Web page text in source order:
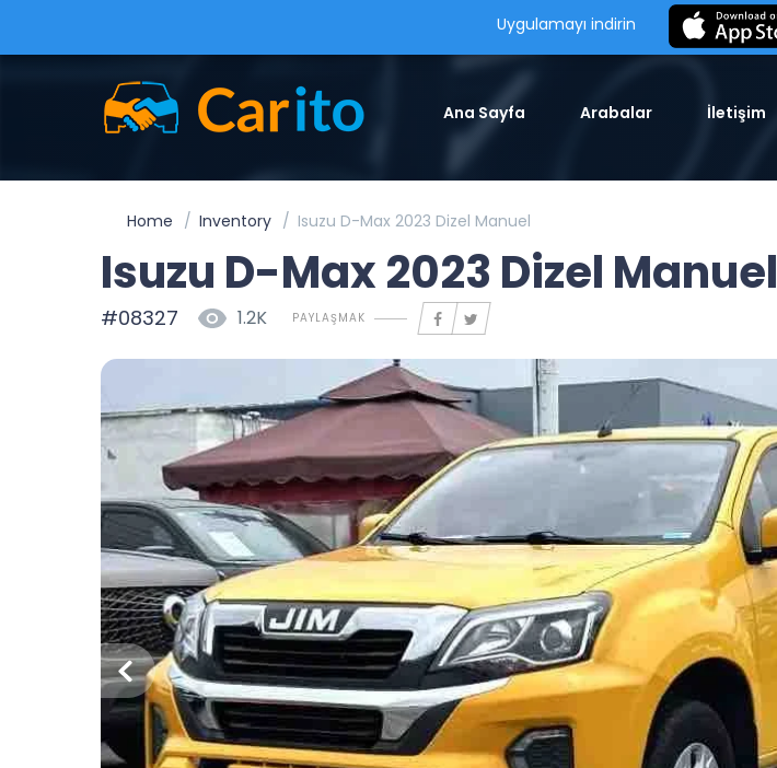
Uygulamayı indirin
Ana Sayfa Arabalar İletişim
Home Inventory Isuzu D-Max 2023 Dizel Manuel
Isuzu D-Max 2023 Dizel Manuel
#08327 1.2K PAYLAŞMAK